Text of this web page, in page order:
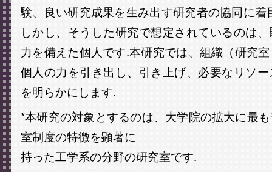
験、良い研究成果を生み出す研究者の協同に着
しかし、そうした研究で想定されているのは
力を備えた個人です.本研究では、組織（研究
個人の力を引き出し、引き上げ、必要なリソ
を明らかにします.
*本研究の対象とするのは、大学院の拡大に最
室制度の特徴を顕著に
持った工学系の分野の研究室です.